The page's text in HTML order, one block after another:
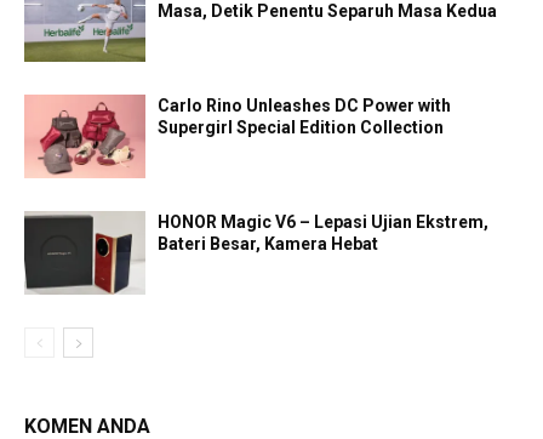
Masa, Detik Penentu Separuh Masa Kedua
Carlo Rino Unleashes DC Power with
Supergirl Special Edition Collection
HONOR Magic V6 – Lepasi Ujian Ekstrem,
Bateri Besar, Kamera Hebat
KOMEN ANDA